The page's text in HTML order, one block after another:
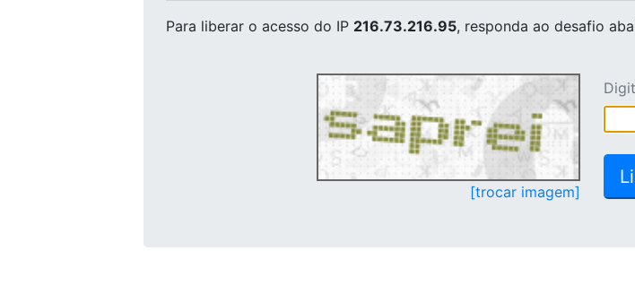
Para liberar o acesso do IP 216.73.216.95, responda ao desafio
[trocar imagem]